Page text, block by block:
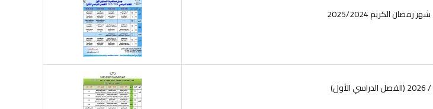
الكريم 2025/2024